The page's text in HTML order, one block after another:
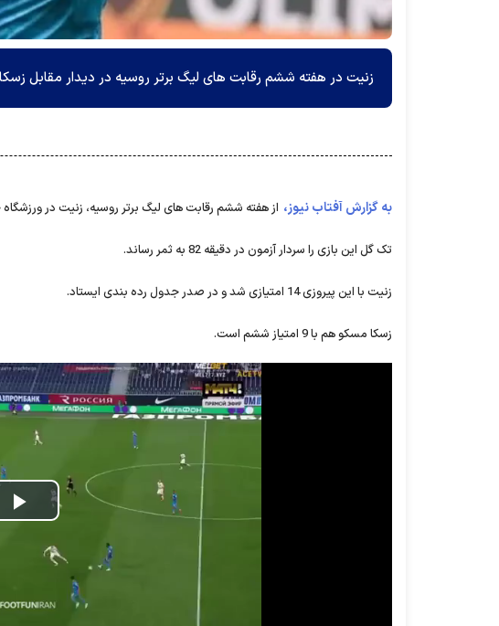
زنیت در هفته ششم رقابت های لیگ برتر روسیه در دیدار مقابل
به گزارش آفتاب نیوز، از هفته ششم رقابت های لیگ برتر روسیه، زنیت در
تک گل این بازی را سردار آزمون در دقیقه 82 به ثمر رساند.
زنیت با این پیروزی 14 امتیازی شد و در صدر جدول رده بندی ایستاد.
زسکا مسکو هم با 9 امتیاز ششم است.
Play
Video